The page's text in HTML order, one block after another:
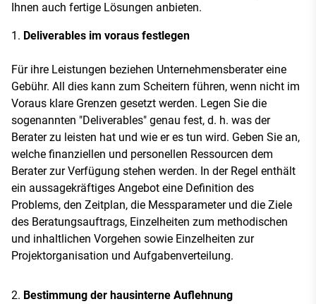
Ihnen auch fertige Lösungen anbieten.
Deliverables im voraus festlegen
Für ihre Leistungen beziehen Unternehmensberater eine
Gebühr. All dies kann zum Scheitern führen, wenn nicht im
Voraus klare Grenzen gesetzt werden. Legen Sie die
sogenannten "Deliverables" genau fest, d. h. was der
Berater zu leisten hat und wie er es tun wird. Geben Sie an,
welche finanziellen und personellen Ressourcen dem
Berater zur Verfügung stehen werden. In der Regel enthält
ein aussagekräftiges Angebot eine Definition des
Problems, den Zeitplan, die Messparameter und die Ziele
des Beratungsauftrags, Einzelheiten zum methodischen
und inhaltlichen Vorgehen sowie Einzelheiten zur
Projektorganisation und Aufgabenverteilung.
Bestimmung der hausinterne Auflehnung